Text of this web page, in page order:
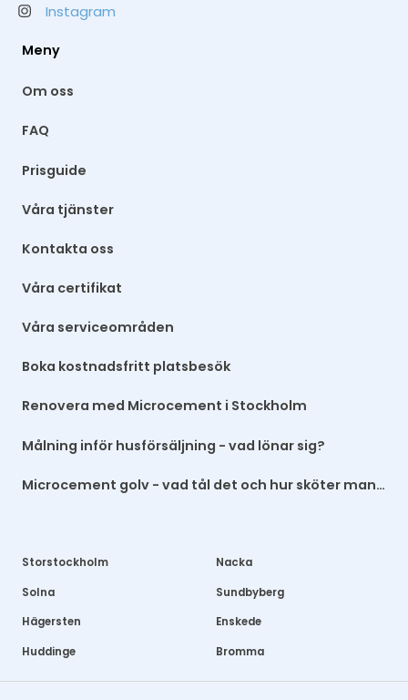
Instagram
Meny
Om oss
FAQ
Prisguide
Våra tjänster
Kontakta oss
Våra certifikat
Våra serviceområden
Boka kostnadsfritt platsbesök
Renovera med Microcement i Stockholm
Målning inför husförsäljning - vad lönar sig?
Microcement golv - vad tål det och hur sköter man det?
Storstockholm Nacka
Solna Sundbyberg
Hägersten Enskede
Huddinge Bromma